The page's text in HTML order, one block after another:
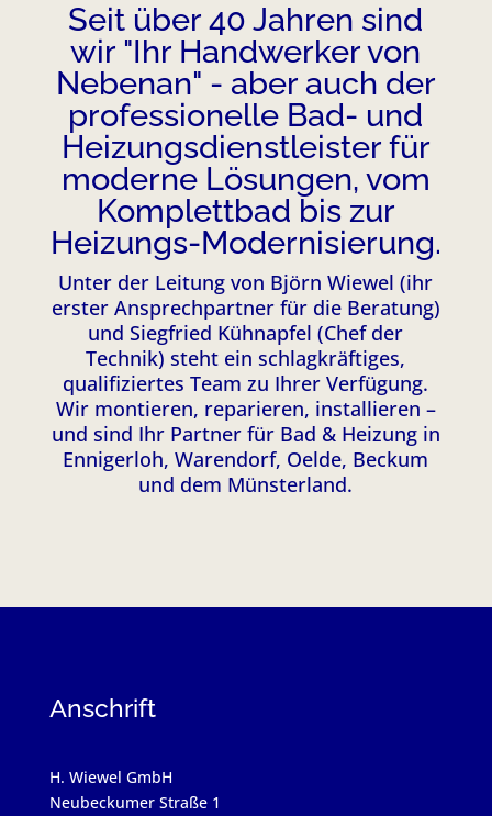
Seit über 40 Jahren sind
wir "Ihr Handwerker von
Nebenan" - aber auch der
professionelle Bad- und
Heizungsdienstleister für
moderne Lösungen, vom
Komplettbad bis zur
Heizungs-Modernisierung.
Unter der Leitung von Björn Wiewel (ihr
erster Ansprechpartner für die Beratung)
und Siegfried Kühnapfel (Chef der
Technik) steht ein schlagkräftiges,
qualifiziertes Team zu Ihrer Verfügung.
Wir montieren, reparieren, installieren –
und sind Ihr Partner für Bad & Heizung in
Ennigerloh, Warendorf, Oelde, Beckum
und dem Münsterland.
Anschrift
H. Wiewel GmbH
Neubeckumer Straße 1